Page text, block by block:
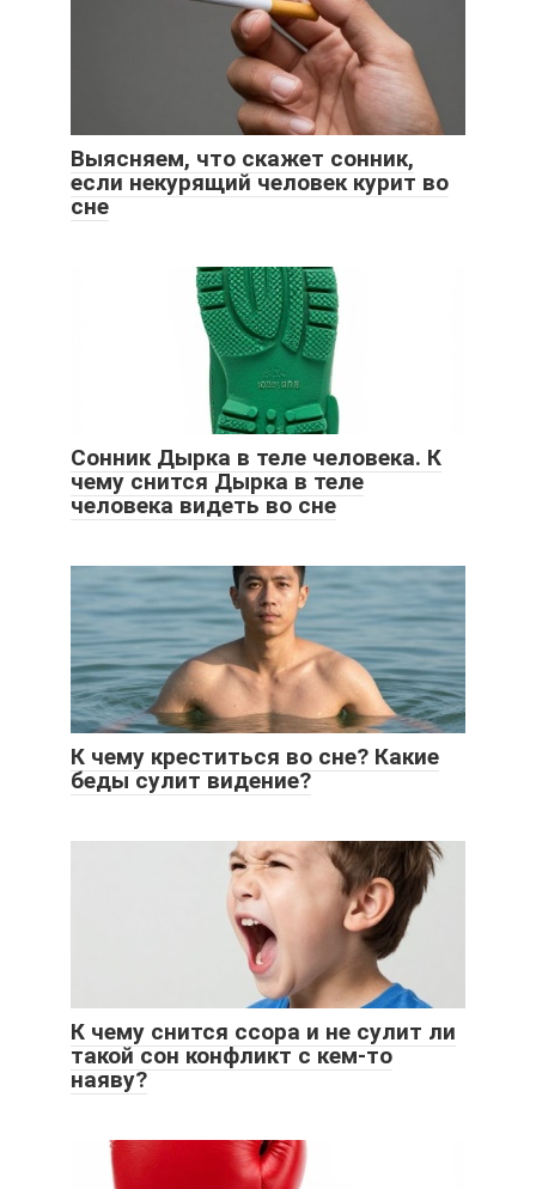
Выясняем, что скажет сонник,
если некурящий человек курит во
сне
Сонник Дырка в теле человека. К
чему снится Дырка в теле
человека видеть во сне
К чему креститься во сне? Какие
беды сулит видение?
К чему снится ссора и не сулит ли
такой сон конфликт с кем-то
наяву?